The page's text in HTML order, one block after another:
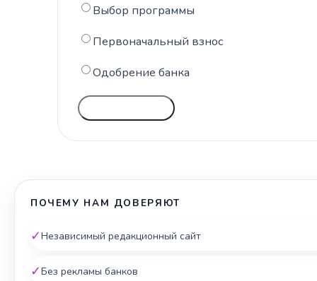
Выбор программы
Первоначальный взнос
Одобрение банка
ПОЧЕМУ НАМ ДОВЕРЯЮТ
✓Независимый редакционный сайт
✓Без рекламы банков